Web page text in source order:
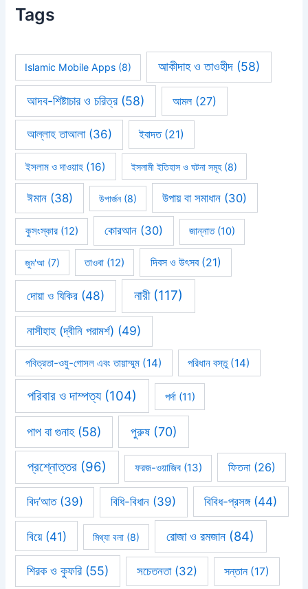
Tags
Islamic Mobile Apps (8) আকীদাহ ও তাওহীদ(58)
আদব-শিষ্টাচার ও চরিত্র(58) আমল(27)
আল্লাহ তাআলা(36) ইবাদত(21)
ইসলাম ও দাওয়াহ (16) ইসলামী ইতিহাস ও ঘটনা সমূহ(8)
ঈমান(38) উপার্জন(8) উপায় বা সমাধান (30)
কুসংস্কার(12) কোরআন (30) জান্নাত(10)
জুম'আ (7) তাওবা (12) দিবস ও উৎসব(21)
দোয়া ও যিকির (48) নারী(117)
নাসীহাহ (দ্বীনি পরামর্শ) (49)
পবিত্রতা-ওযু-গোসল এবং তায়াম্মুম (14) পরিধান বস্তু(14)
পরিবার ও দাম্পত্য(104) পর্দা(11)
পাপ বা গুনাহ(58) পুরুষ(70)
প্রশ্নোত্তর (96) ফরজ-ওয়াজিব(13) ফিতনা(26)
বিদ’আত(39) বিধি-বিধান (39) বিবিধ-প্রসঙ্গ(44)
বিয়ে(41) মিথ্যা বলা(8) রোজা ও রমজান (84)
শিরক ও কুফরি(55) সচেতনতা(32) সন্তান(17)